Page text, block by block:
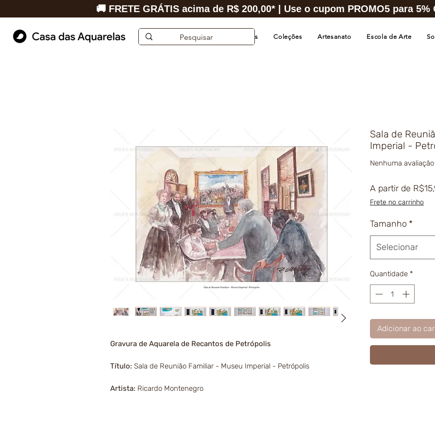
Aquarelas de Cidades Coleções Artesanato Escola de Arte
🚚 FRETE GRÁTIS acima de R$ 200,00* | Use o cupom PROMO5 para
Gravura de Aquarela de Recantos de Petrópolis
Título: Sala de Reunião Familiar - Museu Imperial - Petrópolis
Artista: Ricardo Montenegro
Sala de
Imperial -
Nenhuma avaliação
A partir de
Frete no carrinho
Tamanho *
Selecionar
Quantidade *
Adicionar ao